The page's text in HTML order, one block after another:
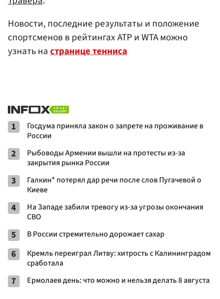
Новости, последние результаты и положение
спортсменов в рейтингах ATP и WTA можно
узнать настранице тенниса
1
Госдума приняла закон о запрете на проживание в
России
2
Рыбоводы Армении вышли на протесты из-за
закрытия рынка России
3
Галкин* потерял дар речи после слов Пугачевой о
Киеве
4
На Западе забили тревогу из-за угрозы окончания
СВО
5 В России стремительно дорожает сахар
6
Кремль переиграл Литву: хитрость с Калининградом
сработала
7 Ермолаев день: что можно и нельзя делать 8 августа